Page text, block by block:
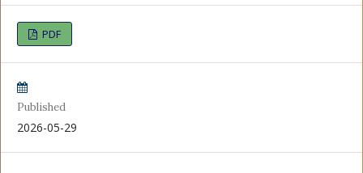
PDF
Published
2026-05-29